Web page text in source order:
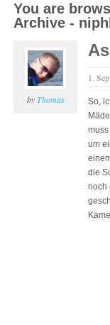
You are
Archive -
byThomas
1.
So,
um
die
noch